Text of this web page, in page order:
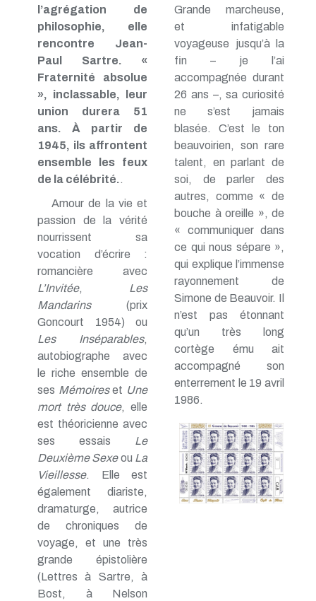
l’agrégation de
philosophie, elle
rencontre Jean-
Paul Sartre. «
Fraternité absolue
», inclassable, leur
union durera 51
ans. À partir de
1945, ils affrontent
ensemble les feux
de la célébrité..
Amour de la vie et
passion de la vérité
nourrissent sa
vocation d’écrire :
romancière avec
L’Invitée, Les
Mandarins(prix
Goncourt 1954) ou
Les Inséparables,
autobiographe avec
le riche ensemble de
ses Mémoireset Une
mort très douce, elle
est théoricienne avec
ses essais Le
Deuxième Sexeou La
Vieillesse. Elle est
également diariste,
dramaturge, autrice
de chroniques de
voyage, et une très
grande épistolière
(Lettres à Sartre, à
Bost, à Nelson
Grande marcheuse,
et infatigable
voyageuse jusqu’à la
fin – je l’ai
accompagnée durant
26 ans –, sa curiosité
ne s’est jamais
blasée. C’est le ton
beauvoirien, son rare
talent, en parlant de
soi, de parler des
autres, comme « de
bouche à oreille », de
« communiquer dans
ce qui nous sépare »,
qui explique l’immense
rayonnement de
Simone de Beauvoir. Il
n’est pas étonnant
qu’un très long
cortège ému ait
accompagné son
enterrement le 19 avril
1986.